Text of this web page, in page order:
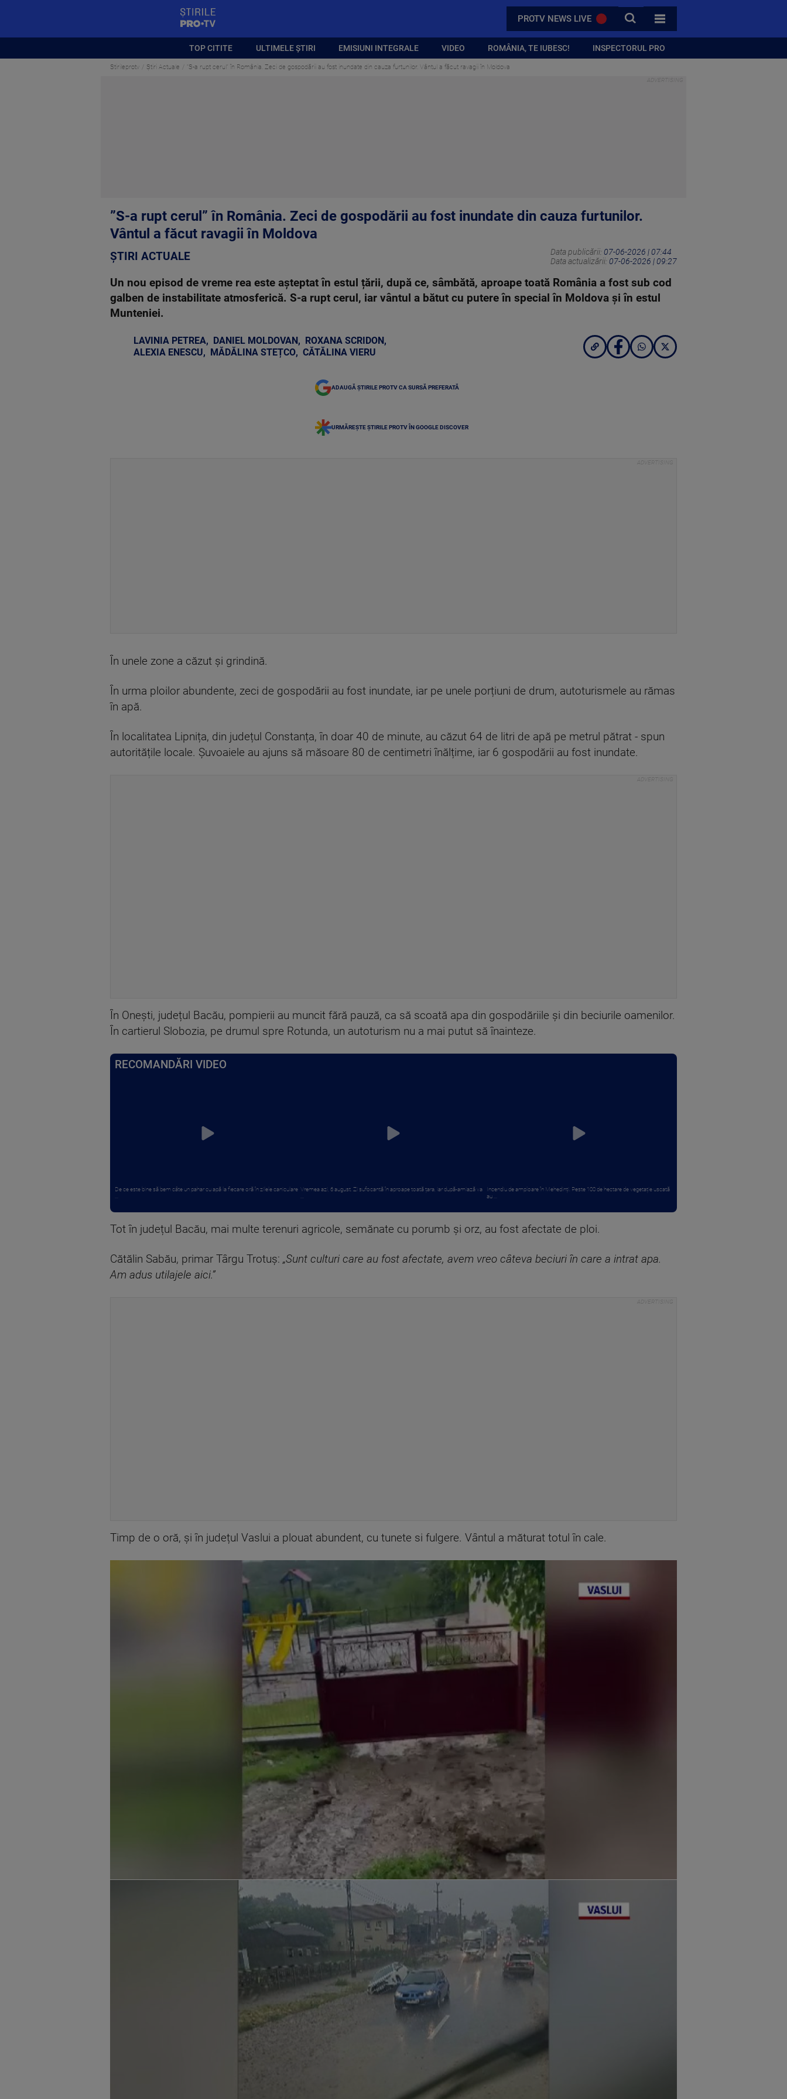
PROTV NEWS LIVE CAUTA
TOATE CATEGORIILE
TOP CITITE ULTIMELE ȘTIRI EMISIUNI INTEGRALE VIDEO ROMÂNIA, TE IUBESC! INSPECTORUL PRO
Stirileprotv Știri Actuale ”S-a rupt cerul” în România. Zeci de gospodării au fost inundate din cauza furtunilor. Vântul a făcut ravagii în Moldova
”S-a rupt cerul” în România. Zeci de gospodării au fost inundate din cauza furtunilor.
Vântul a făcut ravagii în Moldova
ȘTIRI ACTUALE Data publicării: 07-06-2026 | 07:44
Data actualizării: 07-06-2026 | 09:27
Un nou episod de vreme rea este așteptat în estul țării, după ce, sâmbătă, aproape toată România a fost sub cod
galben de instabilitate atmosferică. S-a rupt cerul, iar vântul a bătut cu putere în special în Moldova și în estul
Munteniei.
LAVINIA PETREA, DANIEL MOLDOVAN , ROXANA SCRIDON ,
ALEXIA ENESCU, MĂDĂLINA STEȚCO, CĂTĂLINA VIERU
ADAUGĂ ȘTIRILE PROTV CA SURSĂ PREFERATĂ
URMĂREȘTE ȘTIRILE PROTV ÎN GOOGLE DISCOVER
În unele zone a căzut și grindină.
În urma ploilor abundente, zeci de gospodării au fost inundate, iar pe unele porțiuni de drum, autoturismele au rămas
în apă.
În localitatea Lipnița, din județul Constanța, în doar 40 de minute, au căzut 64 de litri de apă pe metrul pătrat - spun
autoritățile locale. Șuvoaiele au ajuns să măsoare 80 de centimetri înălțime, iar 6 gospodării au fost inundate.
În Onești, județul Bacău, pompierii au muncit fără pauză, ca să scoată apa din gospodăriile și din beciurile oamenilor.
În cartierul Slobozia, pe drumul spre Rotunda, un autoturism nu a mai putut să înainteze.
RECOMANDĂRI VIDEO
De ce este bine să bem câte un pahar cu apă la fiecare oră în zilele caniculare Vremea azi, 6 august. Zi sufocantă în aproape toată țara, iar după-amiază va
Incendiu de amploare în Mehedinți. Peste 100 de hectare de vegetație uscată
au ...
Tot în județul Bacău, mai multe terenuri agricole, semănate cu porumb și orz, au fost afectate de ploi.
Cătălin Sabău, primar Târgu Trotuş: „Sunt culturi care au fost afectate, avem vreo câteva beciuri în care a intrat apa.
Am adus utilajele aici.”
Timp de o oră, și în județul Vaslui a plouat abundent, cu tunete si fulgere. Vântul a măturat totul în cale.